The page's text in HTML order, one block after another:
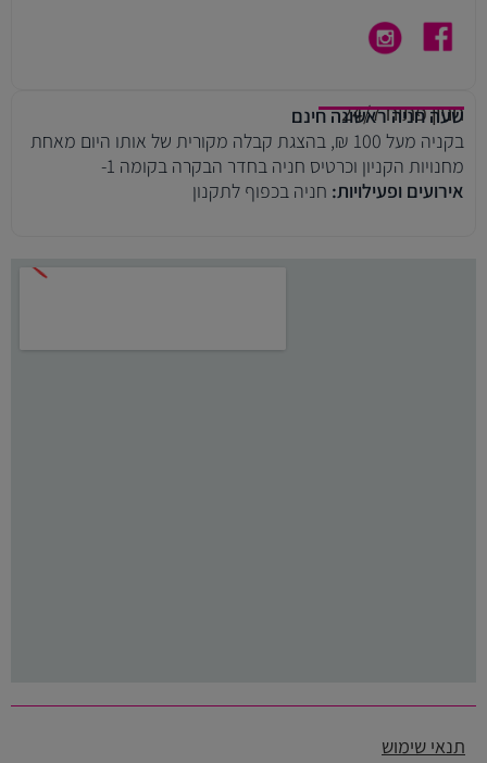
חניון פתוח 24/7
שעה חניה ראשונה חינם
בקניה מעל 100 ₪, בהצגת קבלה מקורית של אותו היום מאחת
מחנויות הקניון וכרטיס חניה בחדר הבקרה בקומה 1-
אירועים ופעילויות: חניה בכפוף לתקנון
תנאי שימוש